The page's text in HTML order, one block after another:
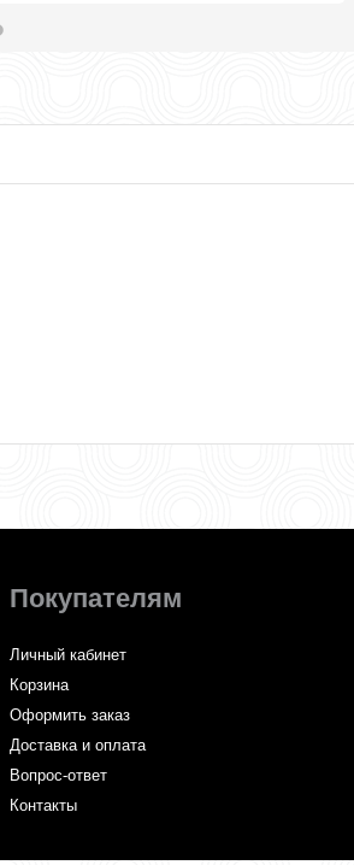
Покупателям
Личный кабинет
Корзина
Оформить заказ
Доставка и оплата
Вопрос-ответ
Контакты